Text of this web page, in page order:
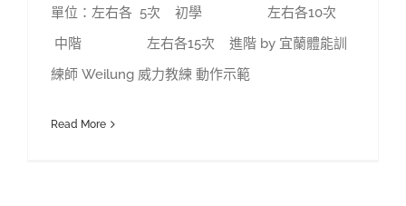
單位：左右各 5次 初學 左右各10次
中階 左右各15次 進階 by 宜蘭體能訓
練師 Weilung 威力教練 動作示範
Read More